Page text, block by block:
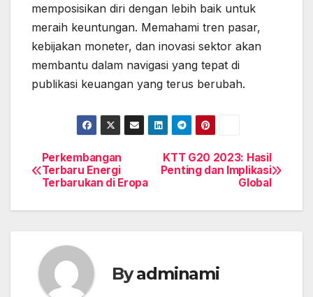
memposisikan diri dengan lebih baik untuk
meraih keuntungan. Memahami tren pasar,
kebijakan moneter, dan inovasi sektor akan
membantu dalam navigasi yang tepat di
publikasi keuangan yang terus berubah.
Post
navigation
KTT G20 2023: Hasil
Penting dan Implikasi
Global
Perkembangan
Terbaru Energi
Terbarukan di Eropa
Byadminami